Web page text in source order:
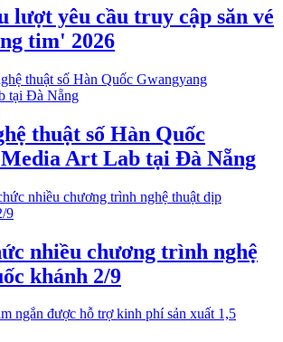
lượt yêu cầu truy cập săn vé
tim' 2026
thuật số Hàn Quốc
Art Lab tại Đà Nẵng
nhiều chương trình nghệ
khánh 2/9